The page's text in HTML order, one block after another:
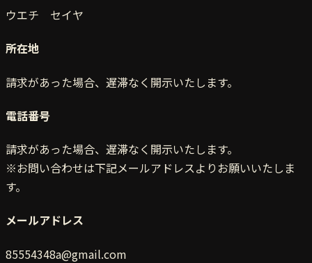
ウエチ セイヤ
所在地
請求があった場合、遅滞なく開示いたします。
電話番号
請求があった場合、遅滞なく開示いたします。
※お問い合わせは下記メールアドレスよりお願いいたしま
す。
メールアドレス
85554348a@gmail.com